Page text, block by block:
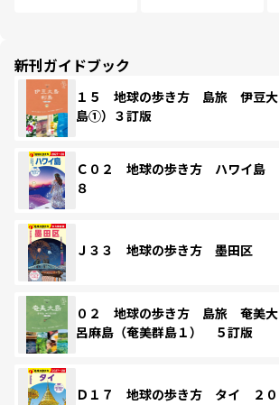
新刊ガイドブック
１５ 地球の歩き方 島旅 伊豆
島①）３訂版
Ｃ０２ 地球の歩き方 ハワイ島
８
Ｊ３３ 地球の歩き方 墨田区
０２ 地球の歩き方 島旅 奄美
呂麻島（奄美群島１） ５訂版
Ｄ１７ 地球の歩き方 タイ ２０